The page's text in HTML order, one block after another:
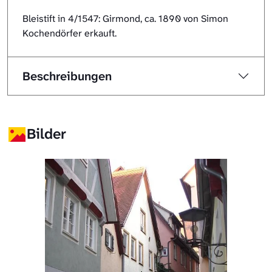
Bleistift in 4/1547: Girmond, ca. 1890 von Simon
Kochendörfer erkauft.
Beschreibungen
Bilder